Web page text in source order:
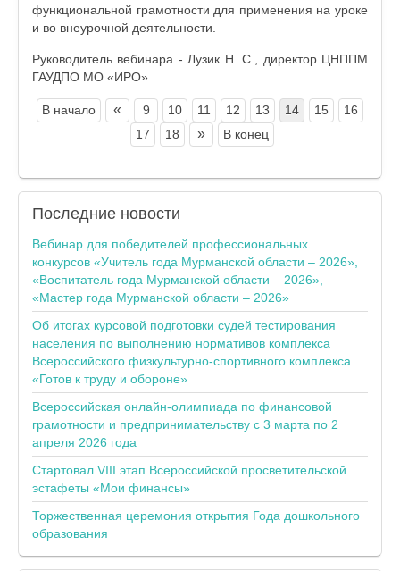
функциональной грамотности для применения на уроке
и во внеурочной деятельности.
Руководитель вебинара - Лузик Н. С., директор ЦНППМ
ГАУДПО МО «ИРО»
В начало « 9 10 11 12 13 14 15
16
17
18 » В конец
Последние новости
Вебинар для победителей профессиональных
конкурсов «Учитель года Мурманской области – 2026»,
«Воспитатель года Мурманской области – 2026»,
«Мастер года Мурманской области – 2026»
Об итогах курсовой подготовки судей тестирования
населения по выполнению нормативов комплекса
Всероссийского физкультурно-спортивного комплекса
«Готов к труду и обороне»
Всероссийская онлайн-олимпиада по финансовой
грамотности и предпринимательству с 3 марта по 2
апреля 2026 года
Стартовал VIII этап Всероссийской просветительской
эстафеты «Мои финансы»
Торжественная церемония открытия Года дошкольного
образования